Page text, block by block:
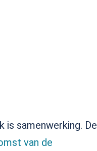
is samenwerking. De
van de